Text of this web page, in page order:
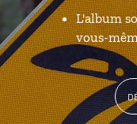
L'album
vous-